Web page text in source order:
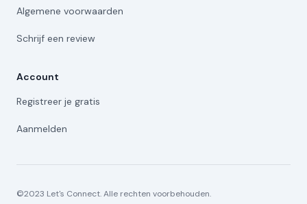
Algemene voorwaarden
Schrijf een review
Account
Registreer je gratis
Aanmelden
©2023 Let's Connect. Alle rechten voorbehouden.